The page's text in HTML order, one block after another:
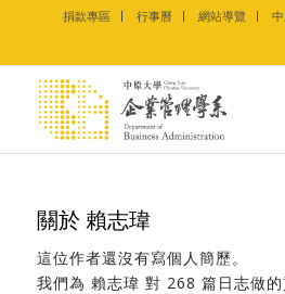
捐款專區 行事曆 網站導覽
關於賴志瑋
這位作者還沒有寫個人簡歷。
我們為 賴志瑋 對 268 篇日志做